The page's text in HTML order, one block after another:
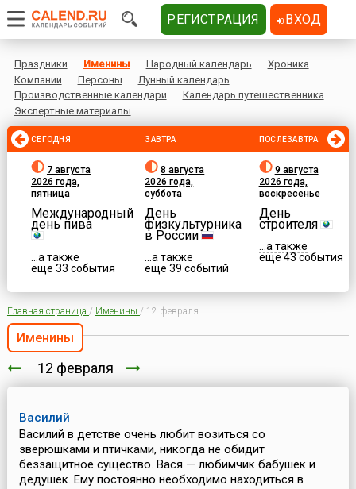
Праздники Именины Народный календарь
Хроника
Компании
Персоны
Лунный календарь
Производственные календари
Календарь путешественника
Экспертные материалы
СЕГОДНЯ
7 августа
2026 года,
пятница
Международный
день пива
...а также
еще 33 события
ЗАВТРА
8 августа
2026 года,
суббота
День
физкультурника
в России
...а также
еще 39 событий
ПОСЛЕЗАВТРА
9 августа
2026 года,
воскресенье
День
строителя
...а также
еще 43 события
Главная страница / Именины / 12 февраля
Именины
12 февраля
Василий
Василий в детстве очень любит возиться со
зверюшками и птичками, никогда не обидит
беззащитное существо. Вася — любимчик бабушек и
дедушек. Ему постоянно необходимо находиться в
РЕГИСТРАЦИЯ ВХОД